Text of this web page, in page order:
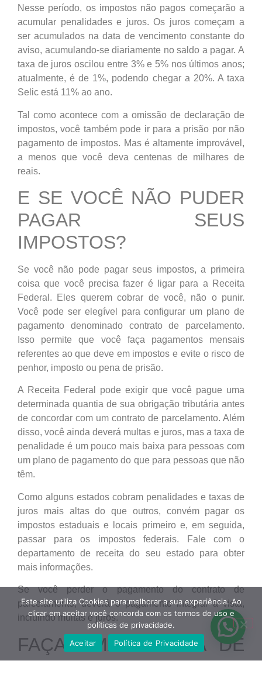
Nesse período, os impostos não pagos começarão a
acumular penalidades e juros. Os juros começam a
ser acumulados na data de vencimento constante do
aviso, acumulando-se diariamente no saldo a pagar. A
taxa de juros oscilou entre 3% e 5% nos últimos anos;
atualmente, é de 1%, podendo chegar a 20%. A taxa
Selic está 11% ao ano.
Tal como acontece com a omissão de declaração de
impostos, você também pode ir para a prisão por não
pagamento de impostos. Mas é altamente improvável,
a menos que você deva centenas de milhares de
reais.
E SE VOCÊ NÃO PUDER
PAGAR SEUS
IMPOSTOS?
Se você não pode pagar seus impostos, a primeira
coisa que você precisa fazer é ligar para a Receita
Federal. Eles querem cobrar de você, não o punir.
Você pode ser elegível para configurar um plano de
pagamento denominado contrato de parcelamento.
Isso permite que você faça pagamentos mensais
referentes ao que deve em impostos e evite o risco de
penhor, imposto ou pena de prisão.
A Receita Federal pode exigir que você pague uma
determinada quantia de sua obrigação tributária antes
de concordar com um contrato de parcelamento. Além
disso, você ainda deverá multas e juros, mas a taxa de
penalidade é um pouco mais baixa para pessoas com
um plano de pagamento do que para pessoas que não
têm.
Como alguns estados cobram penalidades e taxas de
juros mais altas do que outros, convém pagar os
impostos estaduais e locais primeiro e, em seguida,
passar para os impostos federais. Fale com o
departamento de receita do seu estado para obter
mais informações.
Se você perder o pagamento do contrato de
parcelamento, deverá o pagamento integral à vista,
incluindo multas e juros.
FAÇA UMA OFERTA DE
COMPROMISSO
Este site utiliza Cookies para melhorar a sua experiência. Ao
clicar em aceitar você concorda com os termos de uso e
políticas de privacidade.
Aceitar
Política de Privacidade